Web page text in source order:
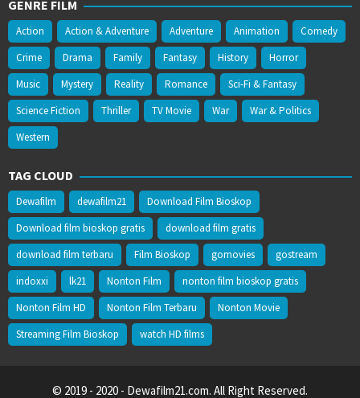
GENRE FILM
Action Action & Adventure Adventure Animation
Comedy
Crime
Drama Family Fantasy History
Horror
Music
Mystery Reality Romance
Sci-Fi & Fantasy
Science Fiction
Thriller TV Movie War
War & Politics
Western
TAG CLOUD
Dewafilm dewafilm21
Download Film Bioskop
Download film bioskop gratis
download film gratis
download film terbaru
Film Bioskop gomovies
gostream
indoxxi
lk21 Nonton Film
nonton film bioskop gratis
Nonton Film HD
Nonton Film Terbaru
Nonton Movie
Streaming Film Bioskop
watch HD films
© 2019 - 2020 - Dewafilm21.com. All Right Reserved.